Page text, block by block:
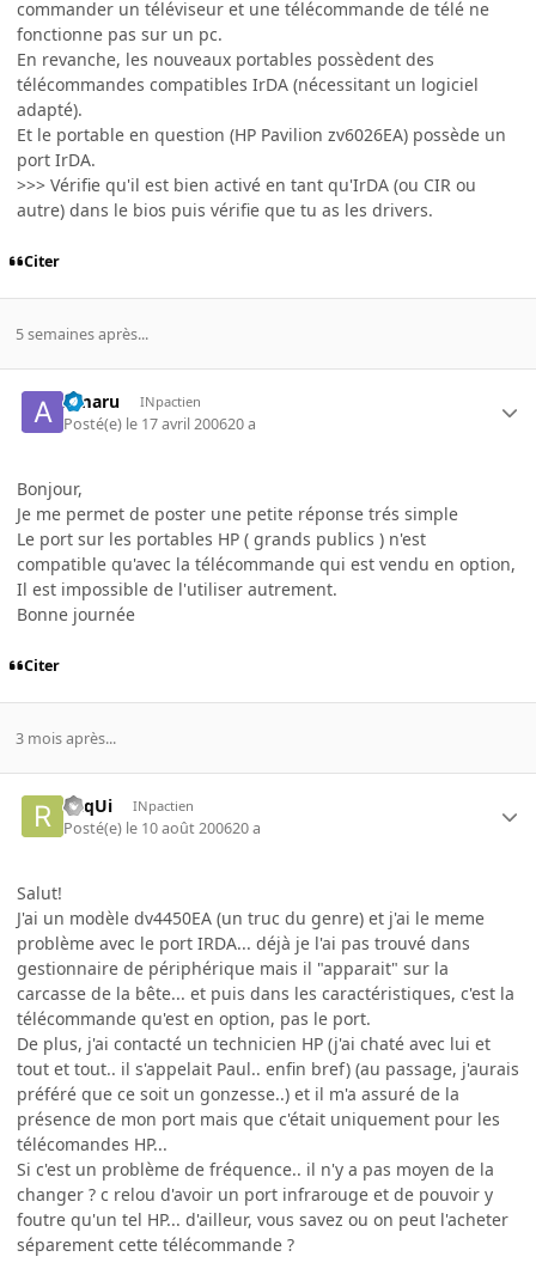
commander un téléviseur et une télécommande de télé ne
fonctionne pas sur un pc.
En revanche, les nouveaux portables possèdent des
télécommandes compatibles IrDA (nécessitant un logiciel
adapté).
Et le portable en question (HP Pavilion zv6026EA) possède un
port IrDA.
>>> Vérifie qu'il est bien activé en tant qu'IrDA (ou CIR ou
autre) dans le bios puis vérifie que tu as les drivers.
Citer
5 semaines après...
Amaru INpactien
Posté(e) le 17 avril 200620 a
Bonjour,
Je me permet de poster une petite réponse trés simple
Le port sur les portables HP ( grands publics ) n'est
compatible qu'avec la télécommande qui est vendu en option,
Il est impossible de l'utiliser autrement.
Bonne journée
Citer
3 mois après...
RaqUi INpactien
Posté(e) le 10 août 200620 a
Salut!
J'ai un modèle dv4450EA (un truc du genre) et j'ai le meme
problème avec le port IRDA... déjà je l'ai pas trouvé dans
gestionnaire de périphérique mais il "apparait" sur la
carcasse de la bête... et puis dans les caractéristiques, c'est la
télécommande qu'est en option, pas le port.
De plus, j'ai contacté un technicien HP (j'ai chaté avec lui et
tout et tout.. il s'appelait Paul.. enfin bref) (au passage, j'aurais
préféré que ce soit un gonzesse..) et il m'a assuré de la
présence de mon port mais que c'était uniquement pour les
télécomandes HP...
Si c'est un problème de fréquence.. il n'y a pas moyen de la
changer ? c relou d'avoir un port infrarouge et de pouvoir y
foutre qu'un tel HP... d'ailleur, vous savez ou on peut l'acheter
séparement cette télécommande ?